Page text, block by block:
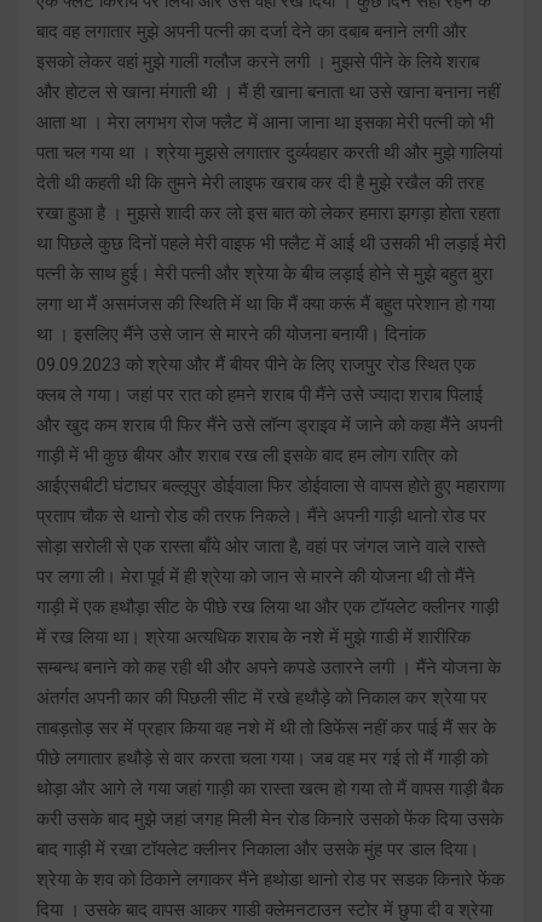
बाद वह लगातार मुझे अपनी पत्नी का दर्जा देने का दबाब बनाने लगी और
इसको लेकर वहां मुझे गाली गलौज करने लगी । मुझसे पीने के लिये शराब
और होटल से खाना मंगाती थी । मैं ही खाना बनाता था उसे खाना बनाना नहीं
आता था । मेरा लगभग रोज फ्लैट में आना जाना था इसका मेरी पत्नी को भी
पता चल गया था । श्रेया मुझसे लगातार दुर्व्यवहार करती थी और मुझे गालियां
देती थी कहती थी कि तुमने मेरी लाइफ खराब कर दी है मुझे रखैल की तरह
रखा हुआ है । मुझसे शादी कर लो इस बात को लेकर हमारा झगड़ा होता रहता
था पिछले कुछ दिनों पहले मेरी वाइफ भी फ्लैट में आई थी उसकी भी लड़ाई मेरी
पत्नी के साथ हुई। मेरी पत्नी और श्रेया के बीच लड़ाई होने से मुझे बहुत बुरा
लगा था मैं असमंजस की स्थिति में था कि मैं क्या करूं मैं बहुत परेशान हो गया
था । इसलिए मैंने उसे जान से मारने की योजना बनायी। दिनांक
09.09.2023 को श्रेया और मैं बीयर पीने के लिए राजपुर रोड स्थित एक
क्लब ले गया। जहां पर रात को हमने शराब पी मैंने उसे ज्यादा शराब पिलाई
और खुद कम शराब पी फिर मैंने उसे लॉन्ग ड्राइव में जाने को कहा मैंने अपनी
गाड़ी में भी कुछ बीयर और शराब रख ली इसके बाद हम लोग रात्रि को
आईएसबीटी घंटाघर बल्लूपुर डोईवाला फिर डोईवाला से वापस होते हुए महाराणा
प्रताप चौक से थानो रोड की तरफ निकले। मैंने अपनी गाड़ी थानो रोड पर
सोड़ा सरोली से एक रास्ता बाँये ओर जाता है, वहां पर जंगल जाने वाले रास्ते
पर लगा ली। मेरा पूर्व में ही श्रेया को जान से मारने की योजना थी तो मैंने
गाड़ी में एक हथौड़ा सीट के पीछे रख लिया था और एक टॉयलेट क्लीनर गाड़ी
में रख लिया था। श्रेया अत्यधिक शराब के नशे में मुझे गाडी में शारीरिक
सम्बन्ध बनाने को कह रही थी और अपने कपडे उतारने लगी । मैंने योजना के
अंतर्गत अपनी कार की पिछली सीट में रखे हथौड़े को निकाल कर श्रेया पर
ताबड़तोड़ सर में प्रहार किया वह नशे में थी तो डिफेंस नहीं कर पाई मैं सर के
पीछे लगातार हथौड़े से वार करता चला गया। जब वह मर गई तो मैं गाड़ी को
थोड़ा और आगे ले गया जहां गाड़ी का रास्ता खत्म हो गया तो मैं वापस गाड़ी बैक
करी उसके बाद मुझे जहां जगह मिली मेन रोड किनारे उसको फेंक दिया उसके
बाद गाड़ी में रखा टॉयलेट क्लीनर निकाला और उसके मुंह पर डाल दिया।
श्रेया के शव को ठिकाने लगाकर मैंने हथोडा थानो रोड पर सडक किनारे फेंक
दिया । उसके बाद वापस आकर गाडी क्लेमनटाउन स्टोर में छुपा दी व श्रेया